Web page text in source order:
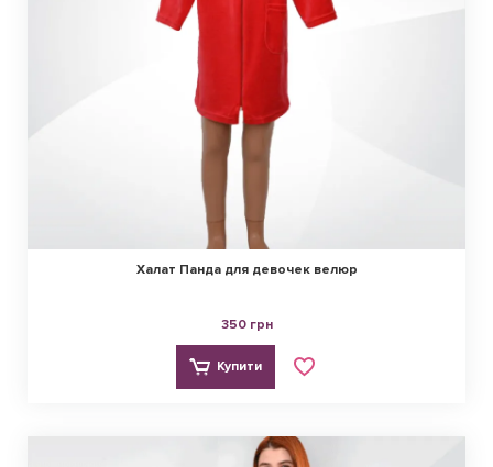
Халат Панда для девочек велюр
350 грн
Купити